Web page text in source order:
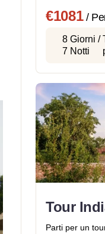
€1081/
8 Giorni /
7 Notti
Tour
Parti per un